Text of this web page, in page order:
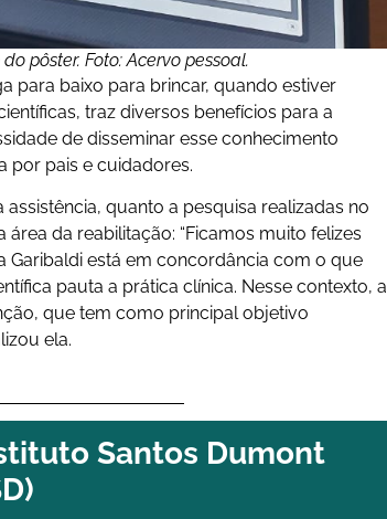
pôster. Foto: Acervo pessoal.
para baixo para brincar, quando estiver
traz diversos benefícios para a
de disseminar esse conhecimento
por pais e cuidadores.
quanto a pesquisa realizadas no
da reabilitação: “Ficamos muito felizes
Garibaldi está em concordância com o que
pauta a prática clínica. Nesse contexto, a
que tem como principal objetivo
ela.
Santos Dumont